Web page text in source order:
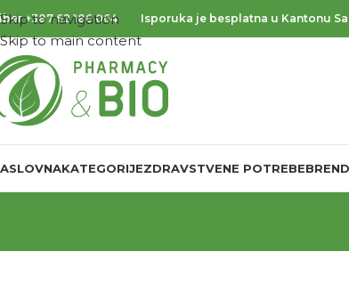
Skip to navigation
Skip to main content
+387 62 186 064 Isporuka je besplatna u Kantonu
KATEGORIJEZDRAVSTVENE POTREBEBREND